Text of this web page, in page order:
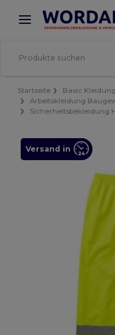
× Wordans App
Bessere Preise in
Startseite Basic
Arbeitskleidung
Sicherheitsbekleidung
Versand in